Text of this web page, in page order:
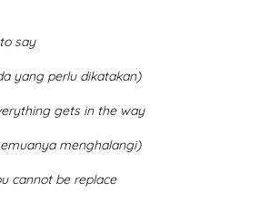
say
yang perlu dikatakan)
gets in the way
menghalangi)
cannot be replace